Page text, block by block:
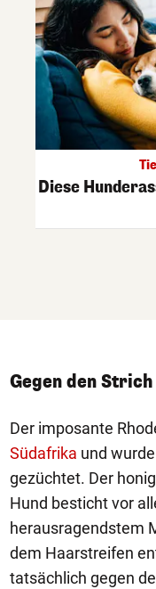
Diese
Gegen den Strich
Der imposante
Südafrika und
gezüchtet. Der
Hund besticht vor
herausragendstem
dem Haarstreifen
tatsächlich gegen